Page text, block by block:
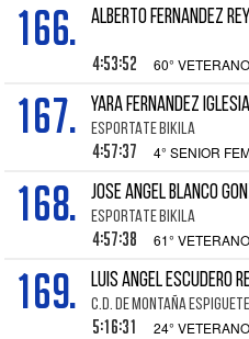
166. ALBERTO FERNANDEZ REY
4:53:52 60°
167. YARA FERNANDEZ
ESPORTATE BIKILA
4:57:37 4° SENIOR
168. JOSE ANGEL BLANCO
ESPORTATE BIKILA
4:57:38 61°
169. LUIS ANGEL ESCUDERO
C.D. DE MONTAÑA ESPIGUETE
5:16:31 24°